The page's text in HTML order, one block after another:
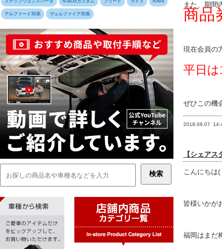
また、期間
商品
現在会員の
平日
ぜひこの機
2018.08.07
【シェア
こんにちは
皆様いかが
福岡はまだ